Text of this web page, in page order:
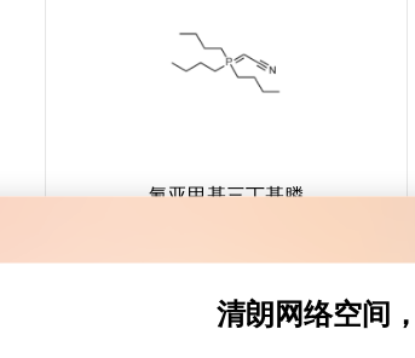
氰亚甲基三丁基膦
清朗网络空间